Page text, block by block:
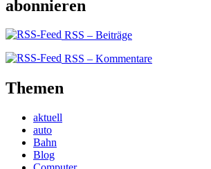
abonnieren
RSS – Beiträge
RSS – Kommentare
Themen
aktuell
auto
Bahn
Blog